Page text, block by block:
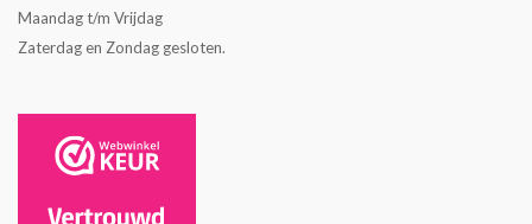
Maandag t/m Vrijdag
Zaterdag en Zondag gesloten.